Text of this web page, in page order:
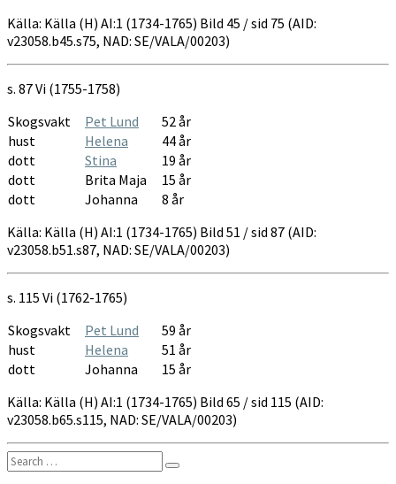
Källa: Källa (H) AI:1 (1734-1765) Bild 45 / sid 75 (AID:
v23058.b45.s75, NAD: SE/VALA/00203)
s. 87 Vi (1755-1758)
Skogsvakt
Pet Lund
52 år
hust
Helena
44 år
dott
Stina
19 år
dott
Brita Maja
15 år
dott
Johanna
8 år
Källa: Källa (H) AI:1 (1734-1765) Bild 51 / sid 87 (AID:
v23058.b51.s87, NAD: SE/VALA/00203)
s. 115 Vi (1762-1765)
Skogsvakt
Pet Lund
59 år
hust
Helena
51 år
dott
Johanna
15 år
Källa: Källa (H) AI:1 (1734-1765) Bild 65 / sid 115 (AID:
v23058.b65.s115, NAD: SE/VALA/00203)
Search
for:
Search